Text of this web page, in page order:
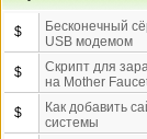
$
Бесконечный
USB модемом
$
Скрипт для
на Mother
$
Как добавить
системы